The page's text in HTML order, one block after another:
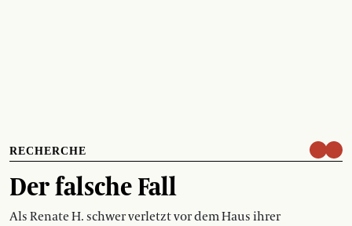
RECHERCHE
Der falsche Fall
Als Renate H. schwer verletzt vor dem Haus ihrer